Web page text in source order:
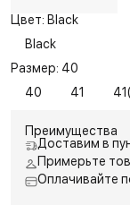
Цвет: Black
Black
Размер: 40
40
41
Преимущества
Доставим в
Примерьте
Оплачивайте